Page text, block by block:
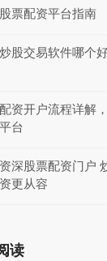
票配资平台指南
股交易软件哪个
资开户流程详解
台
深股票配资门户
更从容
读